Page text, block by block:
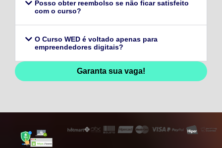
Posso obter reembolso se não ficar satisfeito
com o curso?
O Curso WED é voltado apenas para
empreendedores digitais?
Garanta sua vaga!